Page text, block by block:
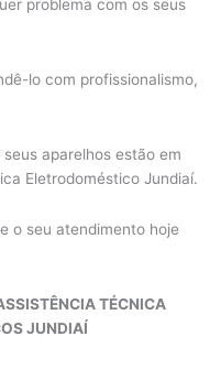
problema com os seus
lo com profissionalismo,
aparelhos estão em
Eletrodoméstico Jundiaí.
o seu atendimento hoje
TÉCNICA
JUNDIAÍ